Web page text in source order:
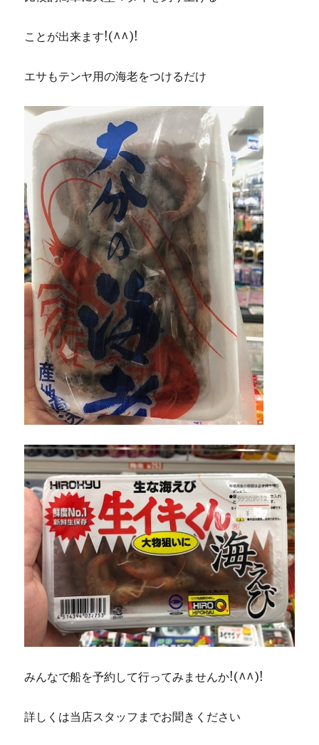
ことが出来ます!(^^)!
エサもテンヤ用の海老をつけるだけ
みんなで船を予約して行ってみませんか!(^^)!
詳しくは当店スタッフまでお聞きください